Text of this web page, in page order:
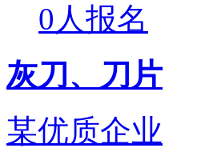
0人报名
灰刀、刀片
某优质企业